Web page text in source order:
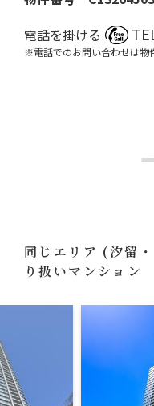
電話を掛ける
※電話でのお問い合わせは物
同じエリア (汐留
り扱いマンション